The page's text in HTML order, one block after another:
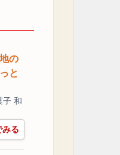
の
と
子 和
る